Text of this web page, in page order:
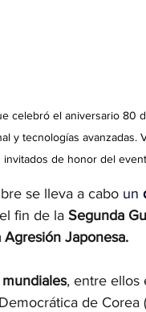
celebró el aniversario 80
y tecnologías
de honor del
se lleva a cabo un
fin de la Segunda
Japonesa.
, entre ellos
de Corea